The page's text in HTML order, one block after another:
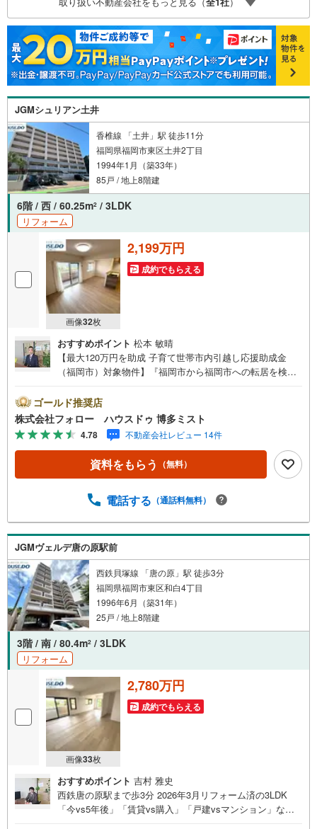
される場合は「室内・現地を見学する（無料）」ボタンよ
りご希望の日時をご記入いただけますとスムーズにご案内
が可能です。
JGMシュリアン土井
香椎線 「土井」駅 徒歩11分
福岡県福岡市東区土井2丁目
1994年1月（築33年）
85戸 / 地上8階建
6階 / 西 / 60.25m2 / 3LDK
リフォーム
画像32枚
2,199万円
成約でもらえる
おすすめポイント 松本 敏晴
【最大120万円を助成 子育て世帯市内引越し応援助成金
（福岡市）対象物件】『福岡市から福岡市への転居を検討
すので、詳細はお問合せください。*JR土井駅まで歩9分*20
26年5月リフォーム済*全窓にインプラスを設置「今vs5年
後」「賃貸vs購入」「戸建vsマンション」など、お住まい
選びをする上で必ず出てくる疑問、不安をぶつけてくださ
い。答えはお客様の家族構成やご年齢、ライフプランによ
って全く変わってきます。ネット検索も便利ですが、1回の
「購入しない」となっても、お客様、ご家族様のベストで
わせください。【営業時間 10:00-18:00】（定休日:火・
水）上記時間はお電話が繋がりやすくなっております。ぜ
ひお気軽にご連絡下さい！現地を見学される場合は「室
内・現地を見学する（無料）」ボタンよりご希望の日時を
ご記入いただけますとスムーズにご案内が可能です。
ゴールド推奨店
株式会社フォロー ハウスドゥ 博多ミスト
4.78 不動産会社レビュー 14件
資料をもらう （無料）
電話する （通話料無料）
JGMヴェルデ唐の原駅前
西鉄貝塚線 「唐の原」駅 徒歩3分
福岡県福岡市東区和白4丁目
1996年6月（築31年）
25戸 / 地上8階建
3階 / 南 / 80.4m2 / 3LDK
リフォーム
画像33枚
2,780万円
成約でもらえる
おすすめポイント 吉村 雅史
西鉄唐の原駅まで歩3分 2026年3月リフォーム済の3LDK
「今vs5年後」「賃貸vs購入」「戸建vsマンション」な